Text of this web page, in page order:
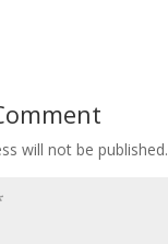
will not be published.